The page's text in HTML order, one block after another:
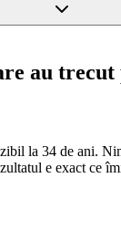
au trecut
la 34 de ani.
e exact ce